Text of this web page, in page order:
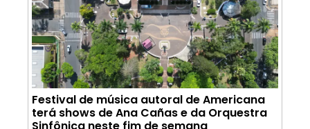
Festival de música autoral de Americana
terá shows de Ana Cañas e da Orquestra